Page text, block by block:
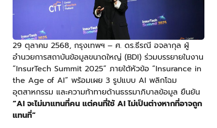
29 ตุลาคม 2568, กรุงเทพฯ – ศ. ดร.ธีรณี อจลากุล ผู้
อำนวยการสถาบันข้อมูลขนาดใหญ่ (BDI) ร่วมบรรยายในงาน
“InsurTech Summit 2025” ภายใต้หัวข้อ “Insurance in
the Age of AI” พร้อมเผย 3 รูปแบบ AI พลิกโฉม
อุตสาหกรรม และความท้าทายด้านธรรมาภิบาลข้อมูล ยืนยัน
“AI จะไม่มาแทนที่คน แต่คนที่ใช้ AI ไม่เป็นต่างหากที่อาจถูก
แทนที่”